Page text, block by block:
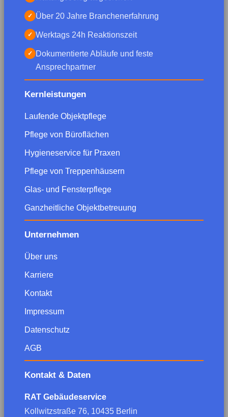
✓ Über 20 Jahre Branchenerfahrung
✓ Werktags 24h Reaktionszeit
✓
Dokumentierte Abläufe und feste
Ansprechpartner
Kernleistungen
Laufende Objektpflege
Pflege von Büroflächen
Hygieneservice für Praxen
Pflege von Treppenhäusern
Glas- und Fensterpflege
Ganzheitliche Objektbetreuung
Unternehmen
Über uns
Karriere
Kontakt
Impressum
Datenschutz
AGB
Kontakt & Daten
RAT Gebäudeservice
Kollwitzstraße 76, 10435 Berlin